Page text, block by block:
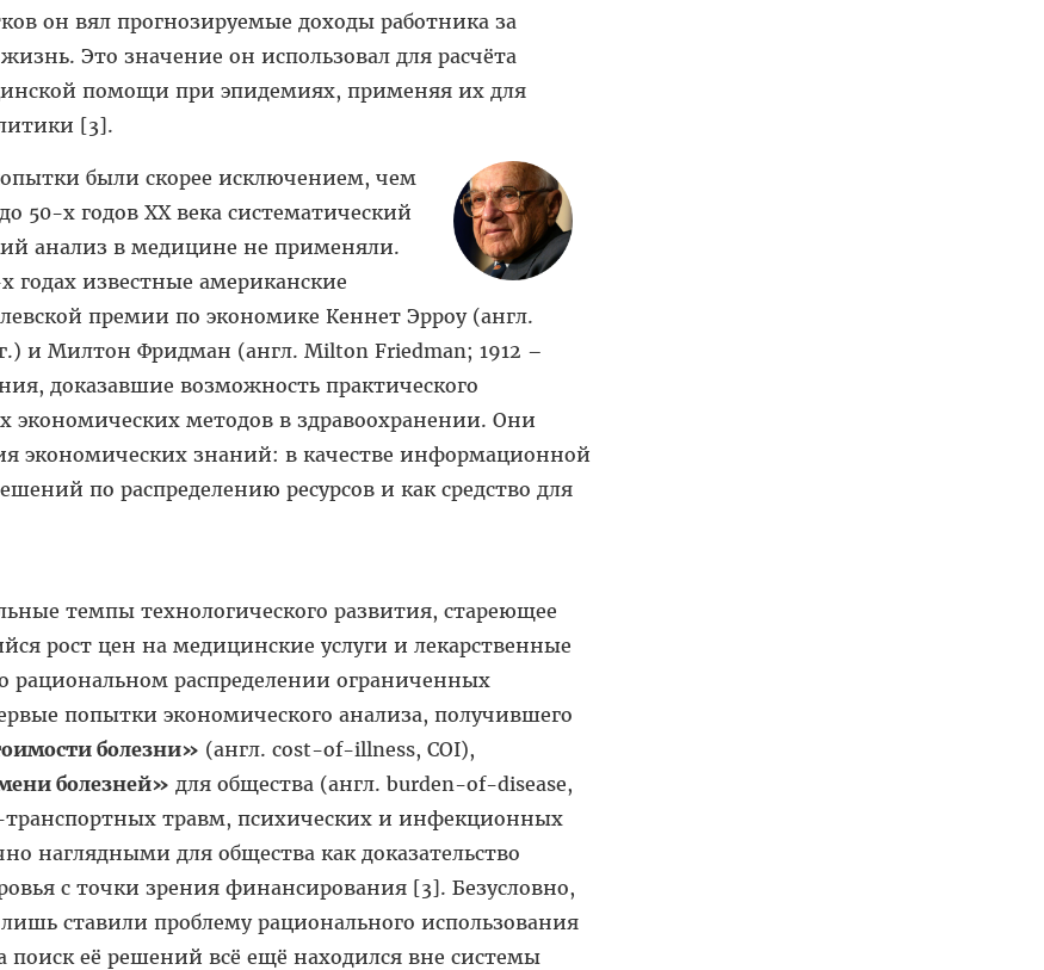
он вял прогнозируемые доходы работника за
Это значение он использовал для расчёта
помощи при эпидемиях, применяя их для
[3].
были скорее исключением, чем
50-х годов XX века систематический
анализ в медицине не применяли.
годах известные американские
премии по экономике Кеннет Эрроу (англ.
и Милтон Фридман (англ. Milton Friedman; 1912 –
доказавшие возможность практического
экономических методов в здравоохранении. Они
экономических знаний: в качестве информационной
по распределению ресурсов и как средство для
темпы технологического развития, стареющее
рост цен на медицинские услуги и лекарственные
рациональном распределении ограниченных
попытки экономического анализа, получившего
болезни» (англ. cost-of-illness, COI),
болезней» для общества (англ. burden-of-disease,
транспортных травм, психических и инфекционных
наглядными для общества как доказательство
с точки зрения финансирования [3]. Безусловно,
ставили проблему рационального использования
поиск её решений всё ещё находился вне системы